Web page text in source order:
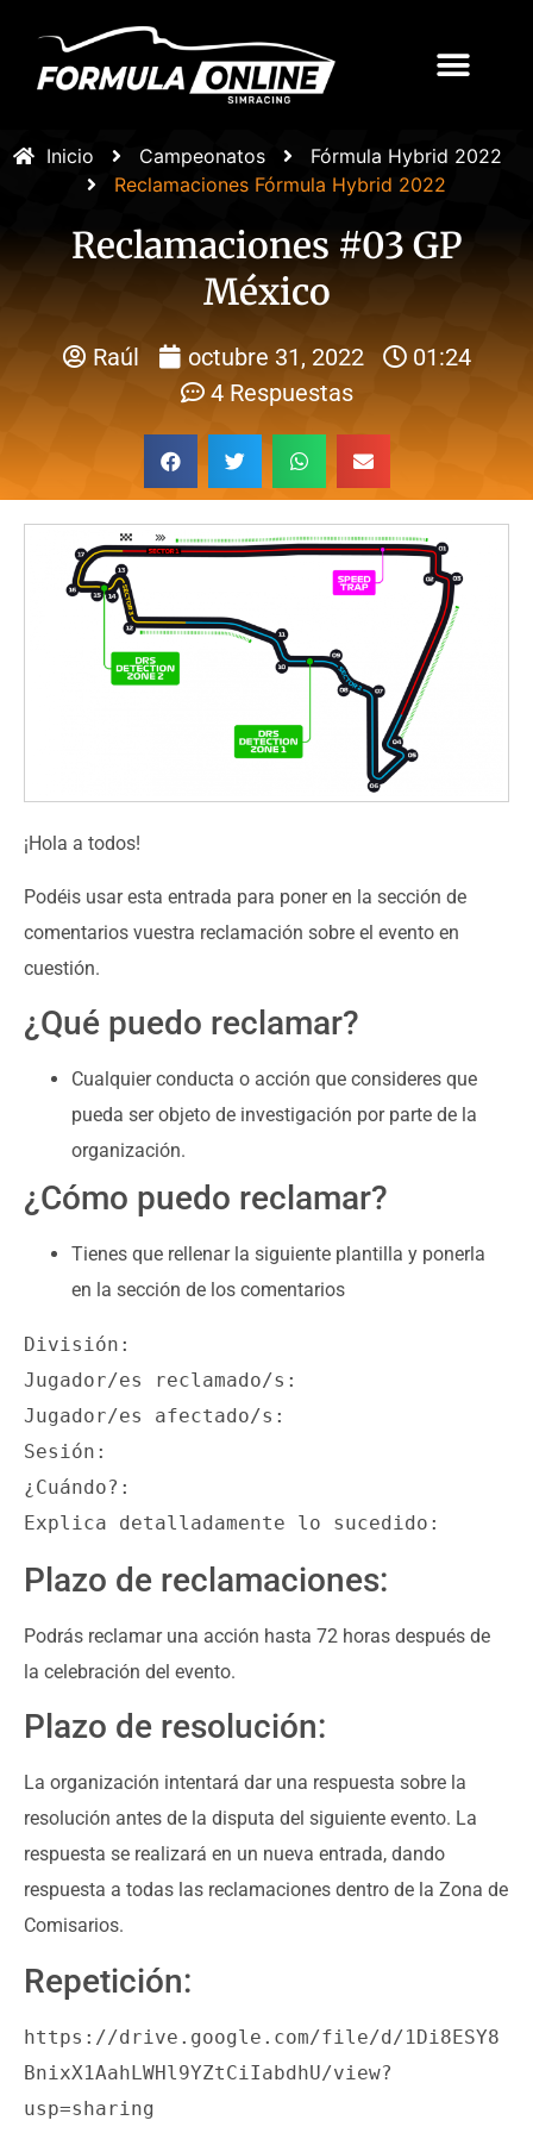
Inicio Campeonatos
Fórmula Hybrid 2022
Reclamaciones Fórmula Hybrid 2022
Reclamaciones #03 GP
México
Raúl octubre 31, 2022
01:24
4 Respuestas
¡Hola a todos!
Podéis usar esta entrada para poner en la sección de
comentarios vuestra reclamación sobre el evento en
cuestión.
¿Qué puedo reclamar?
Cualquier conducta o acción que consideres que
pueda ser objeto de investigación por parte de la
organización.
¿Cómo puedo reclamar?
Tienes que rellenar la siguiente plantilla y ponerla
en la sección de los comentarios
División:
Jugador/es reclamado/s:
Jugador/es afectado/s:
Sesión:
¿Cuándo?:
Explica detalladamente lo sucedido:
Plazo de reclamaciones:
Podrás reclamar una acción hasta 72 horas después de
la celebración del evento.
Plazo de resolución:
La organización intentará dar una respuesta sobre la
resolución antes de la disputa del siguiente evento. La
respuesta se realizará en un nueva entrada, dando
respuesta a todas las reclamaciones dentro de la Zona de
Comisarios.
Repetición:
https://drive.google.com/file/d/1Di8ESY8
BnixX1AahLWHl9YZtCiIabdhU/view?
usp=sharing